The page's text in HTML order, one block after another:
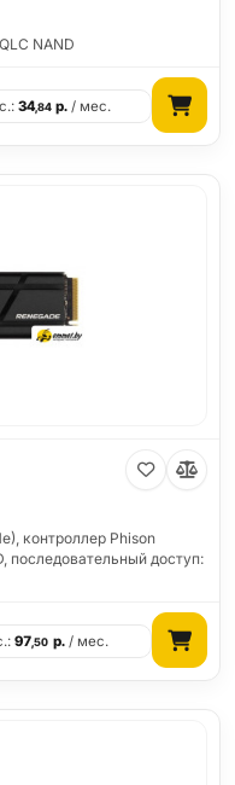
NAND
34,84 р. / мес.
контроллер Phison
последовательный доступ:
97,50 р./ мес.